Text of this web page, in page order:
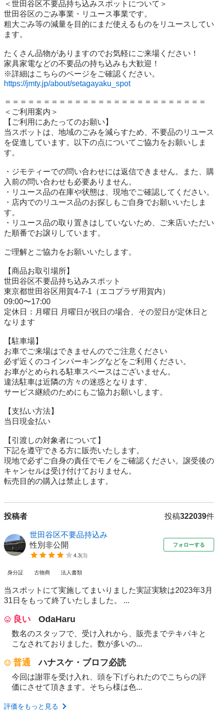
＜世田谷区不要品持ち込みスポットについて＞
世⽥⾕区のごみ事業・リユース事業です。
粗⼤ごみ等の減量を⽬的にまだ使えるものをリユースしてい
ます。
たくさん品物がありますのでお気軽にご来場ください！
家具家電などの不要品の持ち込みも大歓迎！
https://jmty.jp/about/setagayaku_spot
＝＝＝＝＝＝＝＝＝＝＝＝＝＝＝＝＝＝＝＝＝＝＝＝＝＝
＜ご利用案内＞
【ご利用にあたってのお願い】
当スポットは、地域のごみを減らすため、不要品のリユース
を促進しています。以下の点についてご協力をお願いしま
す。
・ジモティーでの問い合わせには返信できません。また、購
入前の問い合わせも必要ありません。
・リユース品の在庫や状態は、現地でご確認してください。
・店内でのリユース品のお探しもご自身でお願いいたしま
す。
・リユース品の取り置きはしていないため、ご来店いただい
た順番でお譲りしています。
ご理解とご協力をお願いいたします。
【商品お取引場所】
世田谷区不要品持ち込みスポット
東京都世田谷区用賀4-7-1（エコプラザ用賀内）
09:00〜17:00
定休日：月曜日 月曜日が祝日の場合、その翌日が定休日と
なります
【駐⾞場】
お車でご来場はできませんのでご注意ください
必ず近くのコインパーキングなどをご利用ください。
お車がとめられる駐車スペースはございません。
違法駐車は近隣の方々の迷惑となります、
サービス継続のためにもご協力お願いします。
【⽀払い⽅法】
当日現金払い
【引渡しの対象者について】
下記を遵守できる⽅に販売いたします。
現地で必ずご⾃⾝の責任でモノをご確認ください。譲受後の
キャンセルは受け付けておりません。
転売⽬的の購⼊は禁⽌します。
投稿者 投稿322039件
世田谷区不要品持込み
性別非公開
4.3(3)
フォローする
身分証 古物商 法人書類
当スポットにて実施してまいりました実証実験は2023年3月
31日をもって終了いたしました。 ...
良い OdaHaru
数名のスタッフで、受け入れから、販売までテキパキと
こなされておりました。数が多いの...
普通 ハナスケ・ブロフ必読
今回は謝罪を受け入れ、頭を下げられたのでこちらの評
価にさせて頂きます。そちら様は色...
評価をもっと見る